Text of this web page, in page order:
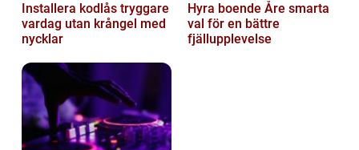
Installera kodlås tryggare
vardag utan krångel med
nycklar
Hyra boende Åre smarta
val för en bättre
fjällupplevelse